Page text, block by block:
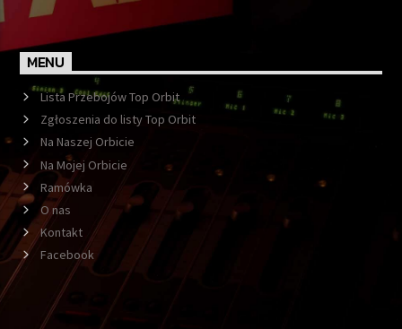
MENU
Lista Przebojów Top Orbit
Zgłoszenia do listy Top Orbit
Na Naszej Orbicie
Na Mojej Orbicie
Ramówka
O nas
Kontakt
Facebook